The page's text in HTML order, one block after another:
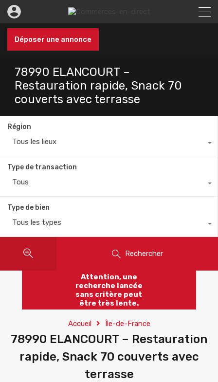
Déposer une annonce
78990 ELANCOURT –
Restauration rapide, Snack 70
couverts avec terrasse
Région
Tous les lieux
Type de transaction
Tous
Type de bien
Tous les types
Rechercher
Attention, une
recherche lancée
sans critère peut
être très lente.
Accueil Île-de-France
78990 ELANCOURT – Restauration
rapide, Snack 70 couverts avec
terrasse